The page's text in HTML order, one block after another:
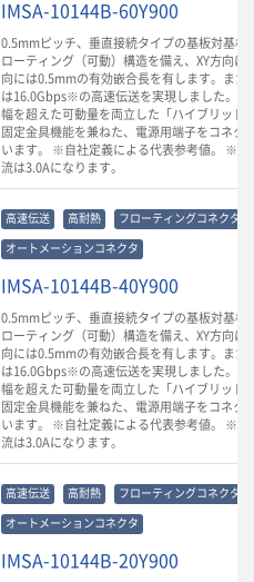
IMSA-10144B-60Y900
0.5mmピッチ、垂直接続タイプの基板対基板
ローティング（可動）構造を備え、XY方向に
向には0.5mmの有効嵌合長を有します。また
は16.0Gbps※の高速伝送を実現しました。高
幅を超えた可動量を両立した「ハイブリッド
固定金具機能を兼ねた、電源用端子をコネク
います。 ※自社定義による代表参考値。 ※
流は3.0Aになります。
高速伝送 高耐熱 フローティングコネクタ
オートメーションコネクタ
IMSA-10144B-40Y900
0.5mmピッチ、垂直接続タイプの基板対基板
ローティング（可動）構造を備え、XY方向に
向には0.5mmの有効嵌合長を有します。また
は16.0Gbps※の高速伝送を実現しました。高
幅を超えた可動量を両立した「ハイブリッド
固定金具機能を兼ねた、電源用端子をコネク
います。 ※自社定義による代表参考値。 ※
流は3.0Aになります。
高速伝送 高耐熱 フローティングコネクタ
オートメーションコネクタ
IMSA-10144B-20Y900